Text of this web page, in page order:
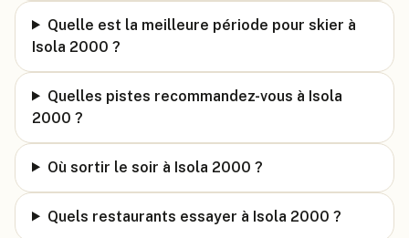
Quelle est la meilleure période pour skier à
Isola 2000 ?
Quelles pistes recommandez-vous à Isola
2000 ?
Où sortir le soir à Isola 2000 ?
Quels restaurants essayer à Isola 2000 ?